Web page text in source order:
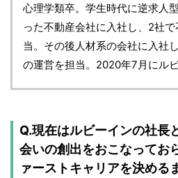
心理学類卒。学生時代に逆求人
った不動産会社に入社し、2社
当。その後人材系の会社に入社
の運営を担当。2020年7月にル
Q.現在はルビーインの社長
会いの創出をおこなってお
ァーストキャリアを決める